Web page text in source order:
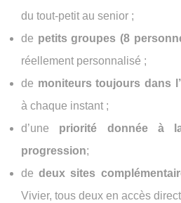
du tout-petit au senior ;
de petits groupes (8
réellement personnalisé ;
de moniteurs toujours dans
à chaque instant ;
d’une priorité donnée à
progression;
dedeux sites
Vivier, tous deux en accès